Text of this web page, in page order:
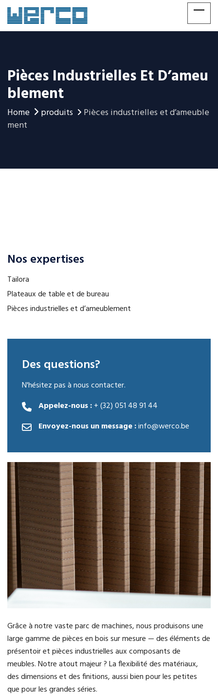
Pièces Industrielles Et D’ameu
Blement
Home produits
Pièces industrielles et d’ameuble
ment
Grâce à notre vaste parc de machines, nous produisons une
large gamme de pièces en bois sur mesure — des éléments de
présentoir et pièces industrielles aux composants de
meubles. Notre atout majeur ? La flexibilité des matériaux,
des dimensions et des finitions, aussi bien pour les petites
que pour les grandes séries.
Nos expertises
Tailora
Plateaux de table et de bureau
Pièces industrielles et d’ameublement
Des questions?
N'hésitez pas à nous contacter.
Appelez-nous :+ (32) 051 48 91 44
Envoyez-nous un message :info@werco.be